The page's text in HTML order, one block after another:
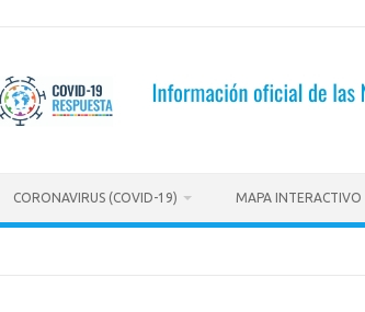
CORONAVIRUS (COVID-19) MAPA INTERACTIVO